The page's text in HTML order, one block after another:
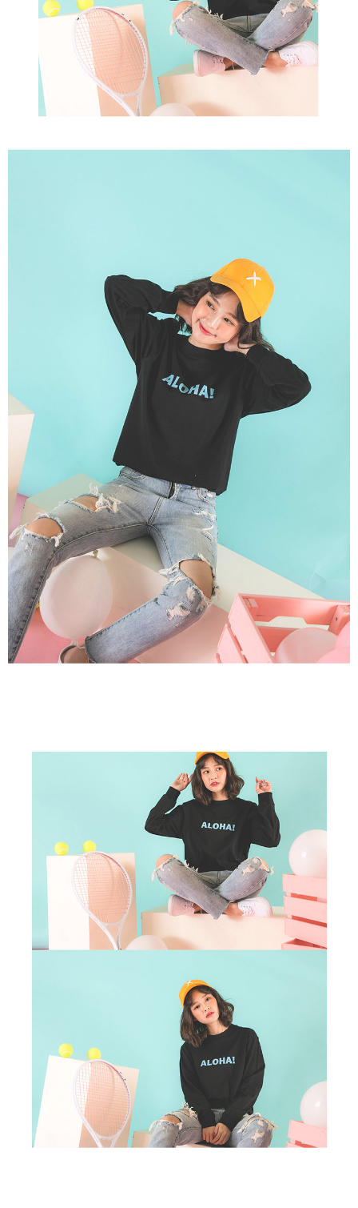
anda (termasuk nama, telefon atau alamat) kepada Taiwan Mobile untuk
pengumpulan, pemprosesan dan penggunaan, untuk pengesahan,
semakan dan pembetulan data yang diperlukan untuk bil ansuran oleh
Taiwan Mobile.
3. Sila baca syarat perkhidmatan pengguna secara lengkap melalui
pautan berikut: https://oppay.tw/userRule